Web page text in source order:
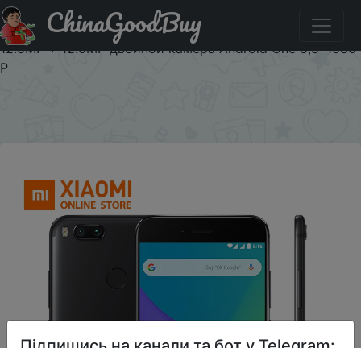
Придбати по акціи Глобальная версия Сяо mi A1 4 ГБ
32 ГБ мобильный телефон Snapdragon 625 Octa Core
12.0MP + 12.0MP двойной камера Android One 5,5 '1080
P
ChinaGoodBuy